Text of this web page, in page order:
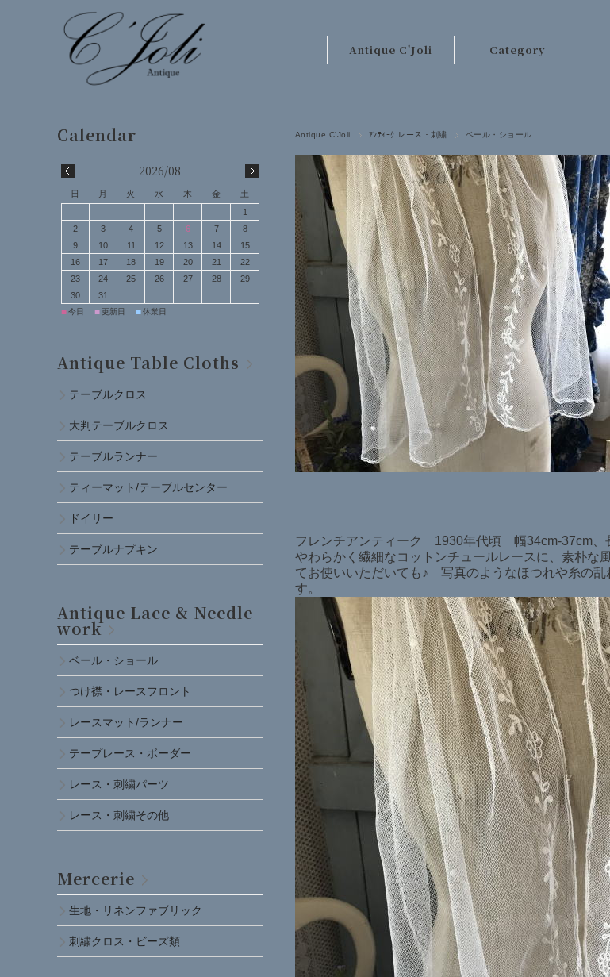
Antique C'Joli
お客様の声
お問い合わせ
Category
レース・刺繍
手芸材料
キッチンクロス類
ベッドリネン類
カーテン・ラグ類
ファッション
その他
日本在庫商品
SOLD ITEMS
Antique C'Joli ｱﾝﾃｨｰｸ レース・刺繍 ベール・ショール
フレンチアンティーク 1930年代頃 幅34cm-37cm、
やわらかく繊細なコットンチュールレースに、素朴な
てお使いいただいても♪ 写真のようなほつれや糸の
す。
2026/08
日 月 火 水 木 金
土
1
2
3 4 5 6 7
8
9
10 11 12 13 14
15
16
17 18 19 20 21
22
23
24 25 26 27 28
29
30
31
■今日 ■更新日 ■休業日
Antique Table Cloths
テーブルクロス
大判テーブルクロス
テーブルランナー
ティーマット/テーブルセンター
ドイリー
テーブルナプキン
Antique Lace & Needle
work
ベール・ショール
つけ襟・レースフロント
レースマット/ランナー
テープレース・ボーダー
レース・刺繍パーツ
レース・刺繍その他
Mercerie
生地・リネンファブリック
刺繍クロス・ビーズ類